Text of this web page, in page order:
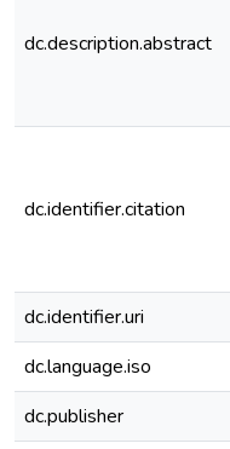
dc.description.abstract
dc.identifier.citation
dc.identifier.uri
dc.language.iso
dc.publisher